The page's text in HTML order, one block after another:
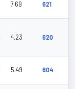
7.69 621
4.23 620
5.49 604